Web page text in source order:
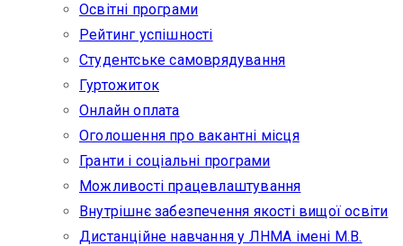
Освітні програми
Рейтинг успішності
Студентське самоврядування
Гуртожиток
Онлайн оплата
Оголошення про вакантні місця
Гранти і соціальні програми
Можливості працевлаштування
Внутрішнє забезпечення якості вищої освіти
Дистанційне навчання у ЛНМА імені М.В.